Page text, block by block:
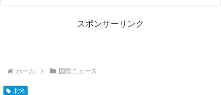
スポンサーリンク
ホーム 国際ニュース
北米